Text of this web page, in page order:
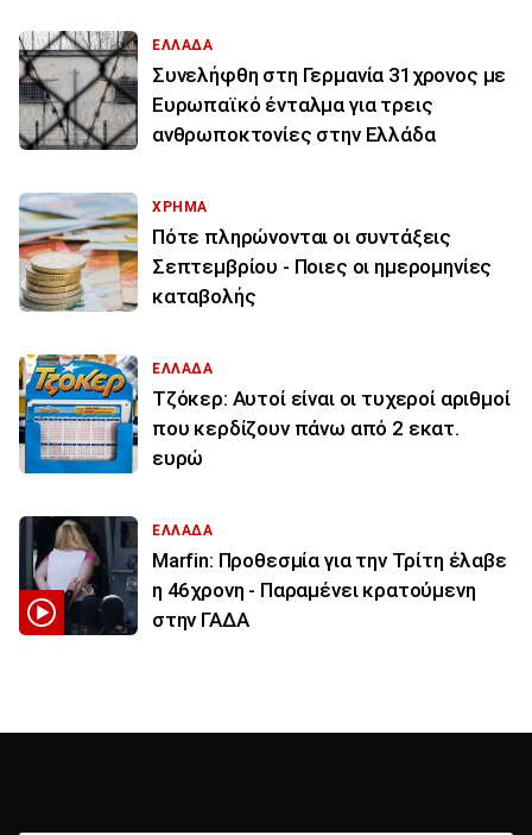
ΕΛΛΑΔΑ
Συνελήφθη στη Γερμανία 31χρονος με
Ευρωπαϊκό ένταλμα για τρεις
ανθρωποκτονίες στην Ελλάδα
ΧΡΗΜΑ
Πότε πληρώνονται οι συντάξεις
Σεπτεμβρίου - Ποιες οι ημερομηνίες
καταβολής
ΕΛΛΑΔΑ
Τζόκερ: Αυτοί είναι οι τυχεροί αριθμοί
που κερδίζουν πάνω από 2 εκατ.
ευρώ
ΕΛΛΑΔΑ
Marfin: Προθεσμία για την Τρίτη έλαβε
η 46χρονη - Παραμένει κρατούμενη
στην ΓΑΔΑ